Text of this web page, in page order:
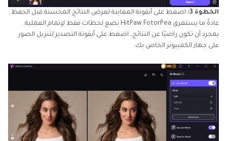
الخطوة 3:
اضغط على أيقونة المعاينة لعرض النتائج المحسنة قبل الحفظ.
عادةً ما يستغرق HitPaw FotorPea بضع لحظات فقط لإتمام العملية.
بمجرد أن تكون راضيًا عن النتائج، اضغط على أيقونة التصدير لتنزيل الصور
على جهاز الكمبيوتر الخاص بك.